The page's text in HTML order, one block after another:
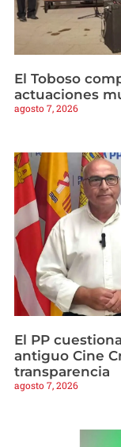
El Toboso
actuaciones
agosto 7, 2026
El PP
antiguo Cine
transparencia
agosto 7, 2026